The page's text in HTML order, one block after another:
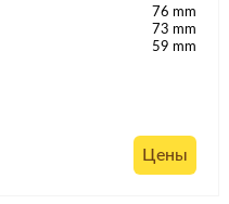
76 mm
73 mm
59 mm
Цены